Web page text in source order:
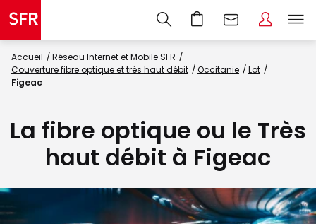
Accueil
Réseau Internet et Mobile SFR
Couverture fibre optique et très haut débit
Occitanie
Lot
Figeac
La fibre optique ou le Très
haut débit à Figeac